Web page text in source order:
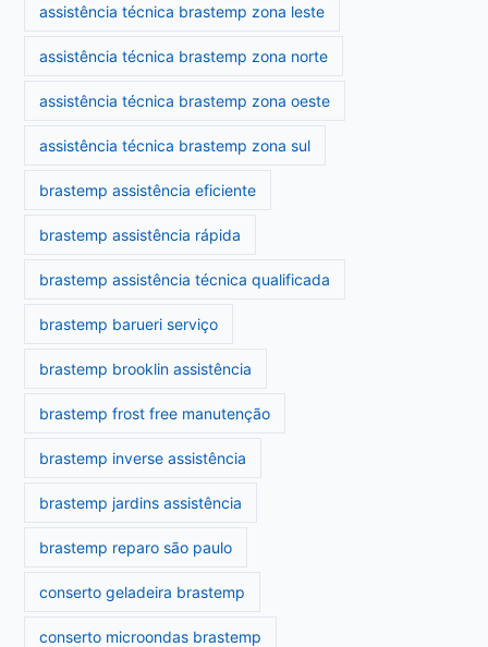
assistência técnica brastemp zona leste
assistência técnica brastemp zona norte
assistência técnica brastemp zona oeste
assistência técnica brastemp zona sul
brastemp assistência eficiente
brastemp assistência rápida
brastemp assistência técnica qualificada
brastemp barueri serviço
brastemp brooklin assistência
brastemp frost free manutenção
brastemp inverse assistência
brastemp jardins assistência
brastemp reparo são paulo
conserto geladeira brastemp
conserto microondas brastemp